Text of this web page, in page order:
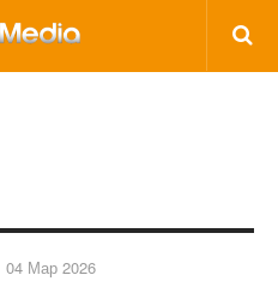
04 Мар 2026